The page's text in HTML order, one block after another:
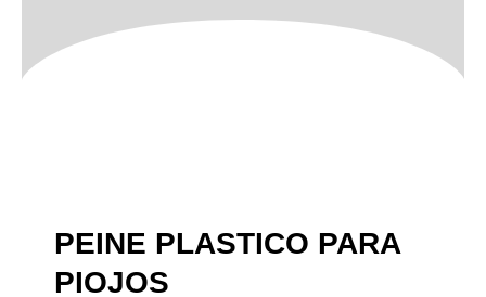
PEINE PLASTICO PARA
PIOJOS